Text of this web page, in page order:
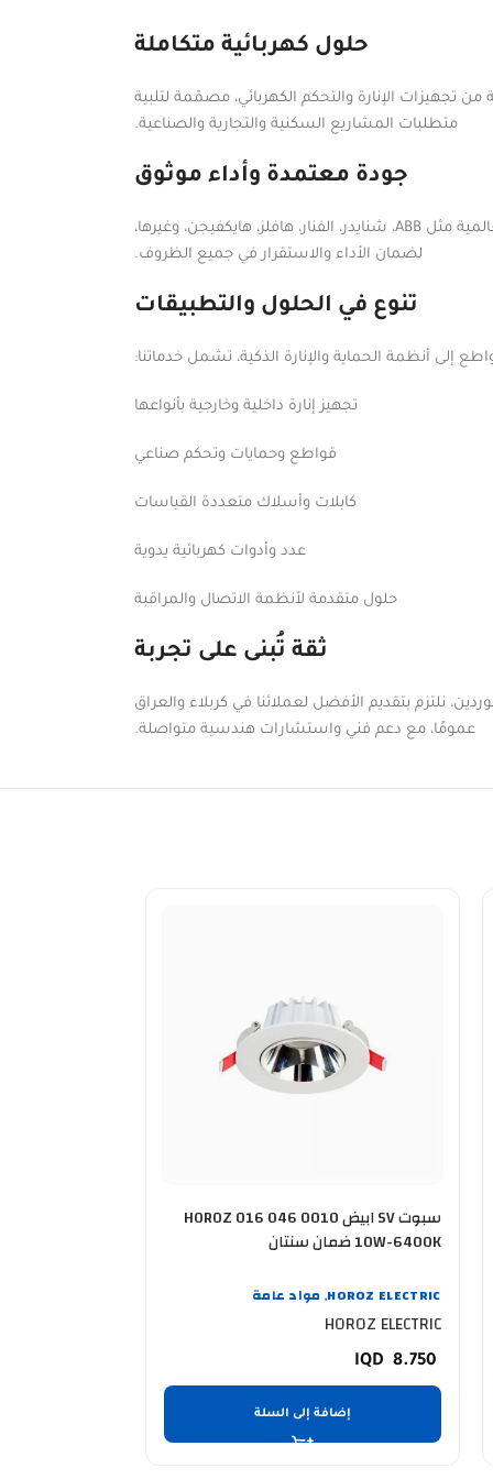
حلول كهربائية متكاملة
تجهيزات الإنارة والتحكم الكهربائي، مصمّمة لتلبية
متطلبات المشاريع السكنية والتجارية والصناعية.
جودة معتمدة وأداء موثوق
نوفّر منتجات عالية الجودة من أبرز الشركات العالمية مثل ABB، شنايدر، الفنار، هافلز، هايكفيجن، وغيرها،
لضمان الأداء والاستقرار في جميع الظروف.
تنوع في الحلول والتطبيقات
إلى أنظمة الحماية والإنارة الذكية، تشمل خدماتنا:
تجهيز إنارة داخلية وخارجية بأنواعها
قواطع وحمايات وتحكم صناعي
كابلات وأسلاك متعددة القياسات
عدد وأدوات كهربائية يدوية
حلول متقدمة لأنظمة الاتصال والمراقبة
ثقة تُبنى على تجربة
نلتزم بتقديم الأفضل لعملائنا في كربلاء والعراق
عمومًا، مع دعم فني واستشارات هندسية متواصلة.
سبوت SV ابيض HOROZ 016 046 0010
10W-6400K ضمان سنتان
HOROZ ELECTRIC
, مواد عامة
HOROZ ELECTRIC
8.750
إضافة إلى السلة